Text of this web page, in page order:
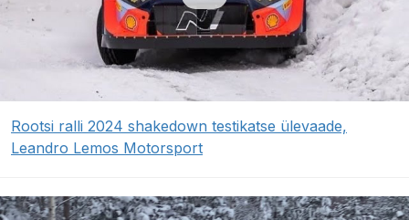
Rootsi ralli 2024 shakedown testikatse ülevaade,
Leandro Lemos Motorsport